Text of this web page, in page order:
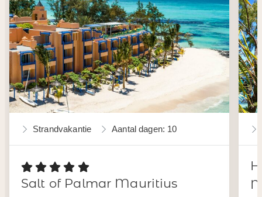
Strandvakantie Aantal dagen: 10
Salt of Palmar Mauritius